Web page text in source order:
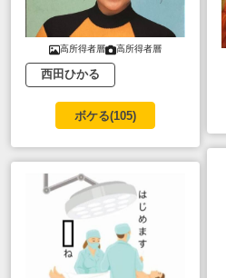
高所得者層 高所得者層
西田ひかる
ボケる(105)